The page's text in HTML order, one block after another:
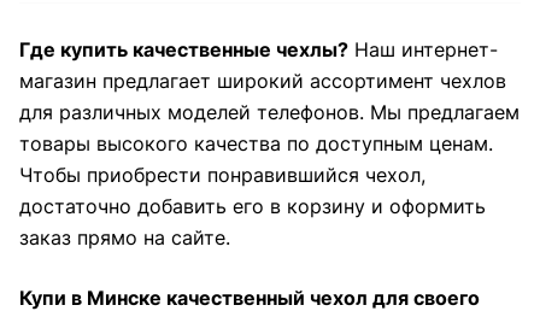
Где купить качественные чехлы? Наш интернет-
магазин предлагает широкий ассортимент чехлов
для различных моделей телефонов. Мы предлагаем
товары высокого качества по доступным ценам.
Чтобы приобрести понравившийся чехол,
достаточно добавить его в корзину и оформить
заказ прямо на сайте.
Купи в Минске качественный чехол для своего